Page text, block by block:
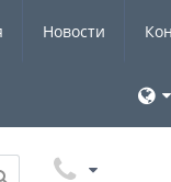
Новости